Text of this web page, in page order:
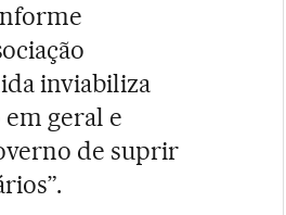
inviabiliza
geral e
de suprir